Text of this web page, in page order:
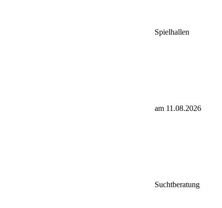
Spielhallen
am 11.08.2026
Suchtberatung